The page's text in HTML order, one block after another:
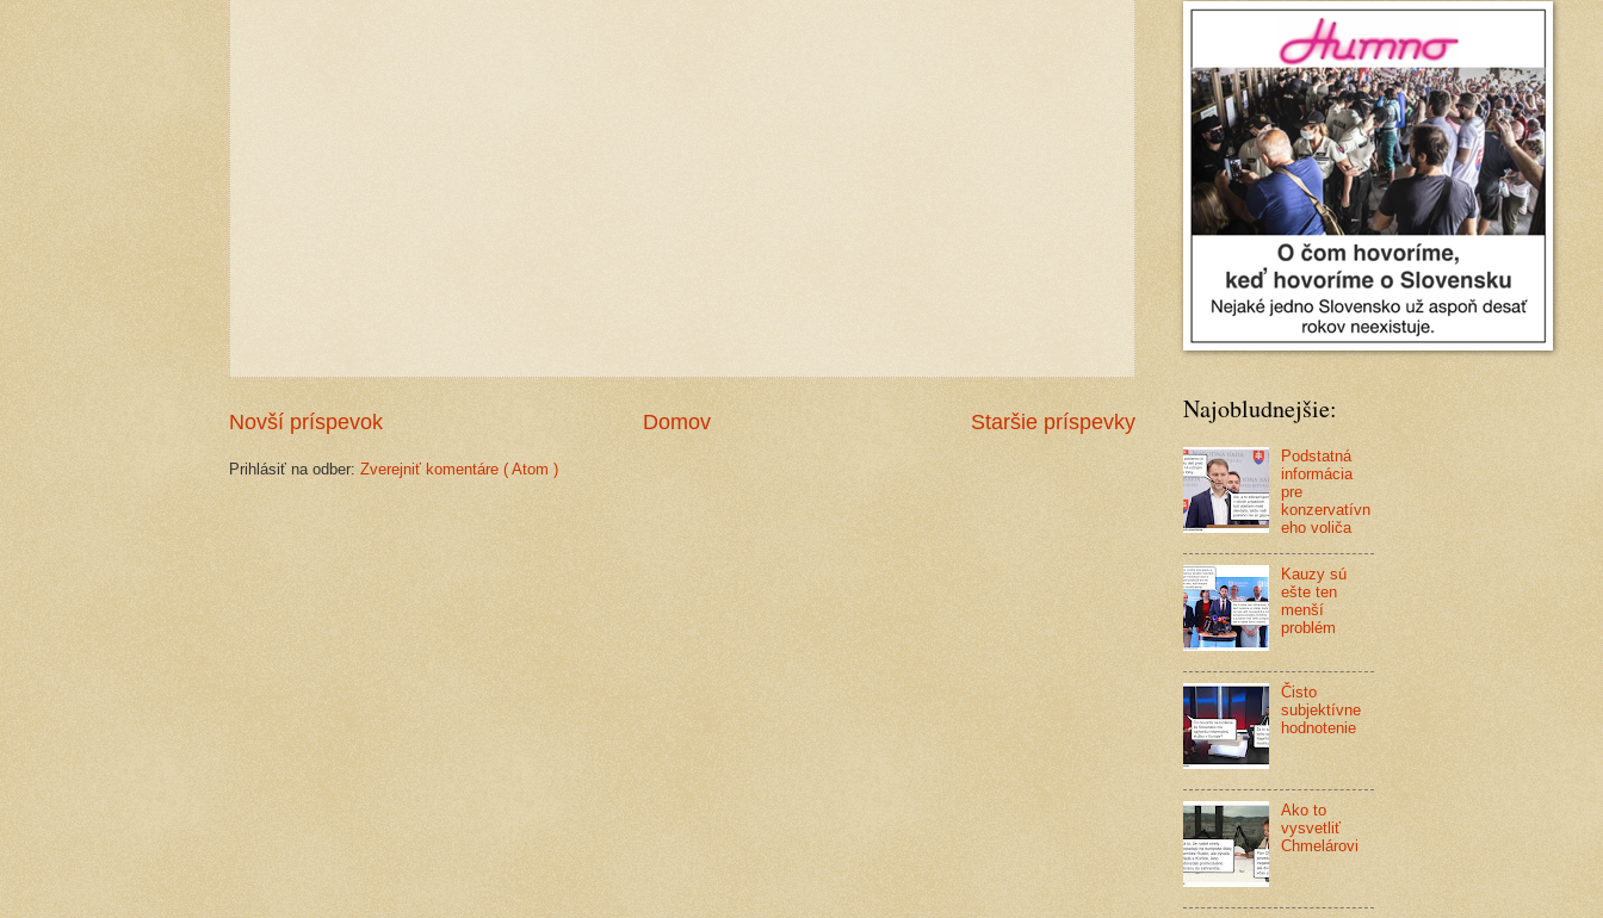
Novší príspevok Staršie príspevky
Domov
Prihlásiť na odber: Zverejniť komentáre ( Atom )
Najobludnejšie:
Podstatná
informácia
pre
konzervatívn
eho voliča
Kauzy sú
ešte ten
menší
problém
Čisto
subjektívne
hodnotenie
Ako to
vysvetliť
Chmelárovi